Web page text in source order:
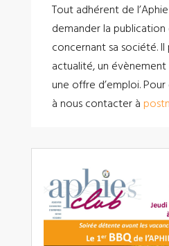
Tout adhérent de
demander la publication
concernant sa société. Il
actualité, un
une offre d’emploi. Pour
à nous contacter à